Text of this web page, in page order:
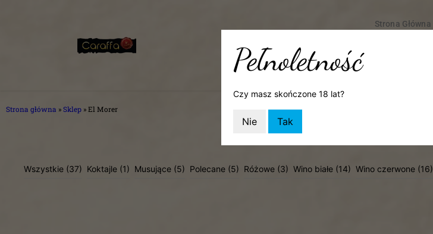
Strona Główna
Strona główna » Sklep » El Morer
Wszystkie (37) Koktajle (1) Musujące (5) Polecane (5) Różowe (3) Wino białe (14) Wino czerwone (16)
Pełnoletność
Czy masz skończone 18 lat?
Nie Tak